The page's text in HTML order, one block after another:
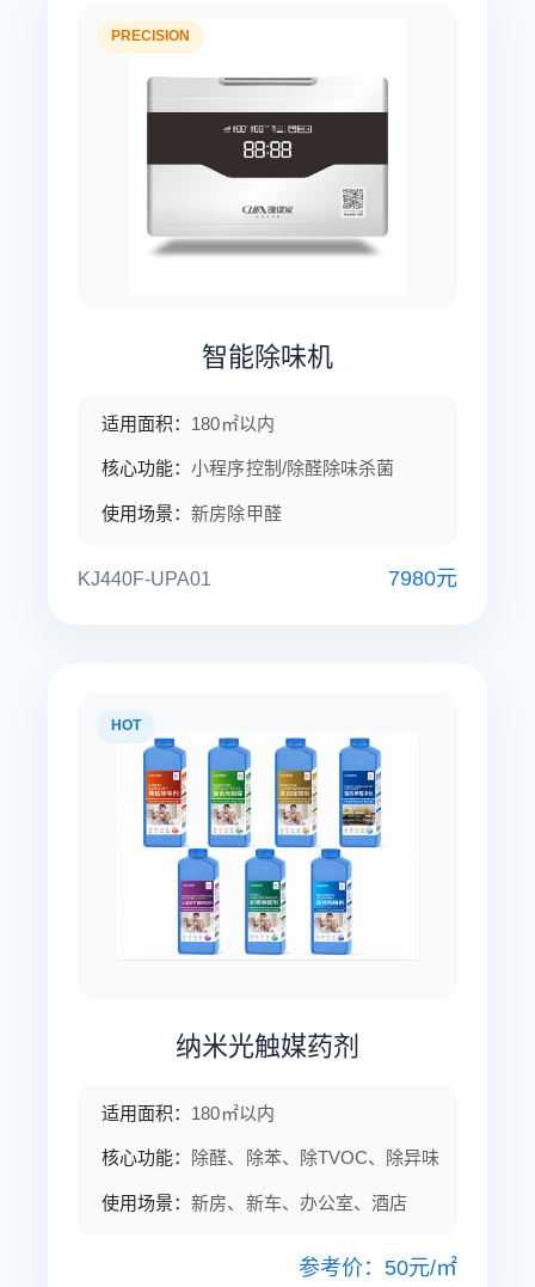
PRECISION
智能除味机
适用面积： 180㎡以内
核心功能：小程序控制/除醛除味杀菌
使用场景：新房除甲醛
KJ440F-UPA01 7980元
HOT
纳米光触媒药剂
适用面积： 180㎡以内
核心功能： 除醛、除苯、除TVOC、除异味
使用场景：新房、新车、办公室、酒店
参考价：50元/㎡